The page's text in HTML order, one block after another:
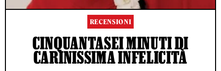
RECENSIONI
CINQUANTASEI MINUTI DI
CARINISSIMA INFELICITÀ